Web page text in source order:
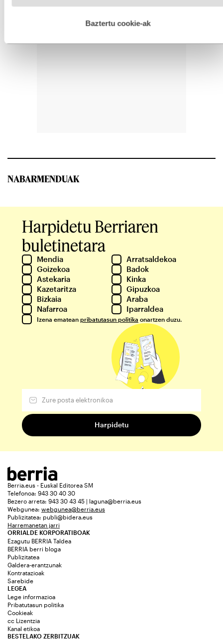
esplizitua ematen diguzu.Gehiago irakurri
Baztertu cookie-ak
NABARMENDUAK
Harpidetu Berriaren
buletinetara
Mendia
Arratsaldekoa
Goizekoa
Badok
Astekaria
Kinka
Kazetaritza
Gipuzkoa
Bizkaia
Araba
Nafarroa
Iparraldea
Izena ematean pribatutasun politika onartzen duzu.
Berria.eus - Euskal Editorea SM
Telefonoa: 943 30 40 30
Bezero arreta: 943 30 43 45 | laguna@berria.eus
Webgunea: webgunea@berria.eus
Publizitatea: publi@bidera.eus
Harremanetan jarri
ORRIALDE KORPORATIBOAK
Ezagutu BERRIA Taldea
BERRIA berri bloga
Publizitatea
Galdera-erantzunak
Kontratazioak
Sarebide
LEGEA
Lege informazioa
Pribatutasun politika
Cookieak
cc Lizentzia
Kanal etikoa
BESTELAKO ZERBITZUAK